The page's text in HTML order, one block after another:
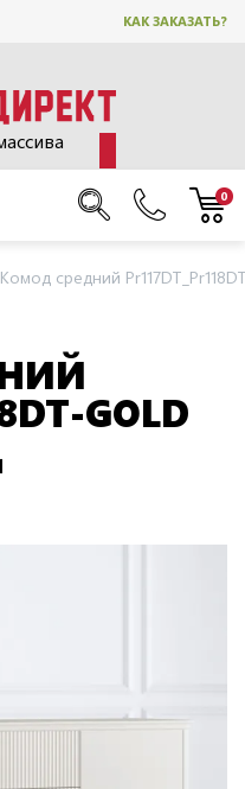
КАК ЗАКАЗАТЬ?
0
Комод средний
GOLD